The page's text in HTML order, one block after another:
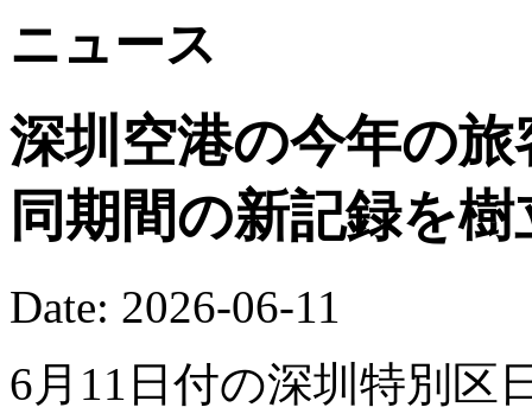
ニュース
深圳空港の今年の
同期間の新記録を
Date: 2026-06-11
6月11日付の深圳特別区